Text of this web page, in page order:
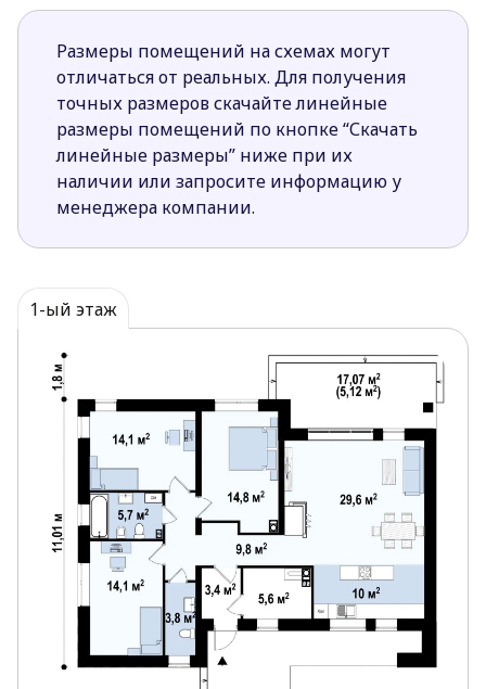
В ночной зоне предусмотрено три
комфортных спальни, каждая из которых
имеет выход на террасу. Здесь также
разместилась просторная общая ванная
комната.
В дневной зоне отсутствуют перегородки
между гостиной, кухней и столовой, что
зрительно увеличивает пространство и делает
его светлее.
Для запасливых хозяек преимуществом будет
Наличие дополнительного санузла около
дневной зоны позволяет ограничить
посещение приватной зоны гостями.
Проект дома Zx53+ предназначен для семей,
члены которых любят просторные и светлые
помещения.
Размеры помещений на схемах могут
отличаться от реальных. Для получения
точных размеров скачайте линейные
размеры помещений по кнопке “Скачать
линейные размеры” ниже при их
наличии или запросите информацию у
менеджера компании.
1-ый этаж